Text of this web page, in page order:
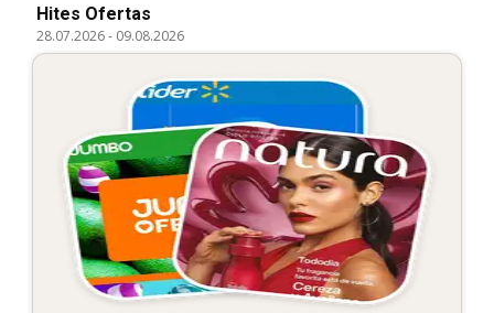
Hites Ofertas
28.07.2026- 09.08.2026